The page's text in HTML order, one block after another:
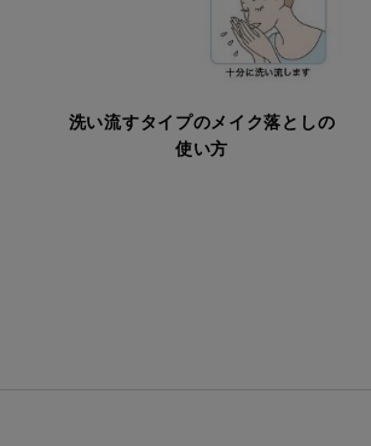
洗い流すタイプのメイク落としの
使い方